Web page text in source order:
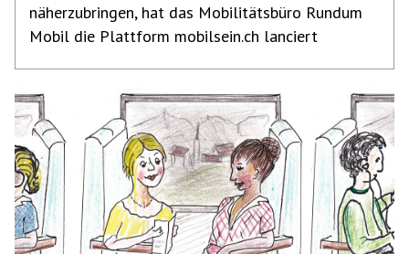
näherzubringen, hat das Mobilitätsbüro Rundum
Mobil die Plattform mobilsein.ch lanciert